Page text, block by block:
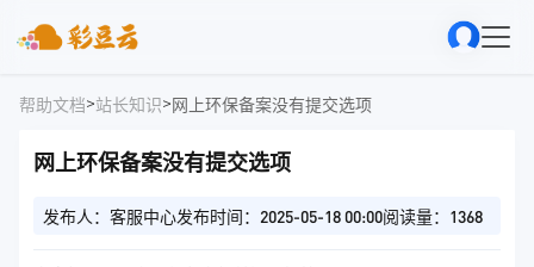
帮助文档>站长知识>网上环保备案没有提交选项
网上环保备案没有提交选项
发布人：客服中心发布时间：2025-05-18 00:00阅读量：1368